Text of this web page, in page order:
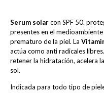
Serum solarcon SPF 50.
presentes en el
prematuro de la piel. La
actúa como anti radicales
retener la hidratación, acelera
sol.
Indicada para todo tipo de